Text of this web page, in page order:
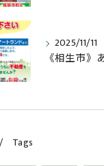
2025/11/11
Tags